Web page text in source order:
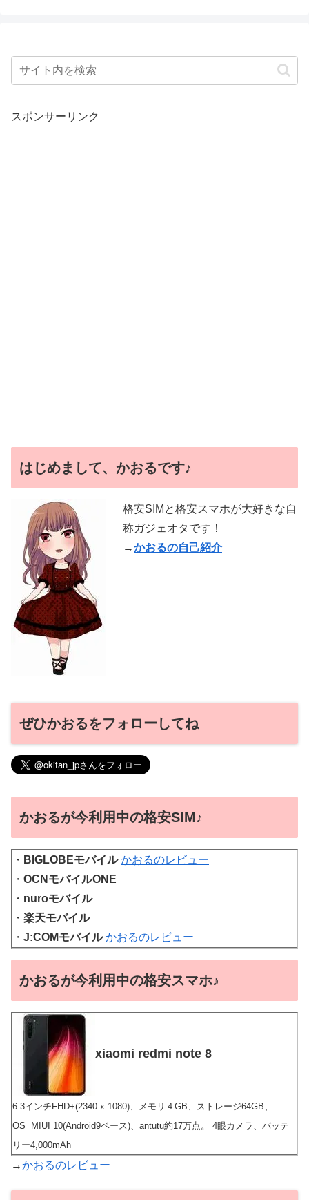
スポンサーリンク
はじめまして、かおるです♪
格安SIMと格安スマホが大好きな自
称ガジェオタです！
→かおるの自己紹介
ぜひかおるをフォローしてね
かおるが今利用中の格安SIM♪
・ BIGLOBEモバイル かおるのレビュー
・ OCNモバイルONE
・ nuroモバイル
・ 楽天モバイル
・ J:COMモバイル かおるのレビュー
かおるが今利用中の格安スマホ♪
xiaomi redmi note 8
6.3インチFHD+(2340 x 1080)、メモリ４GB、ストレージ64GB、
OS=MIUI 10(Android9ベース)、antutu約17万点。 4眼カメラ、バッテ
リー4,000mAh
→かおるのレビュー